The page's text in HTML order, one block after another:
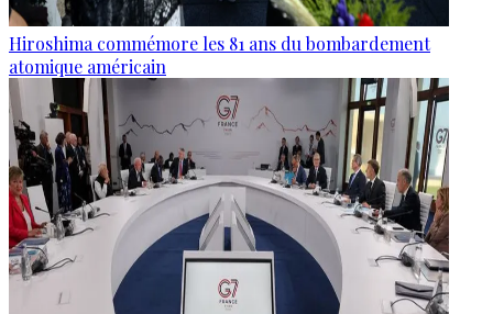
Hiroshima commémore les 81 ans du bombardement
atomique américain